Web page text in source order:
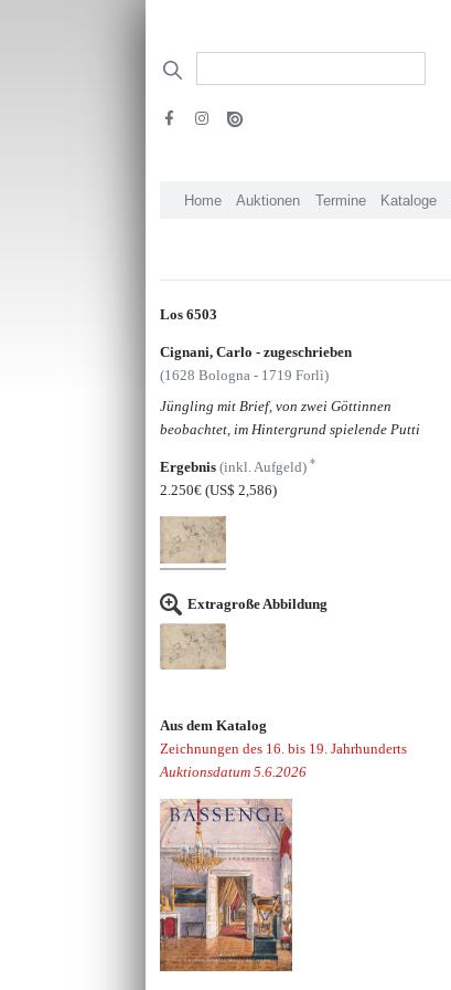
Home Auktionen Termine Kataloge
Los 6503
Cignani, Carlo - zugeschrieben
(1628 Bologna - 1719 Forlì)
Jüngling mit Brief, von zwei Göttinnen
beobachtet, im Hintergrund spielende Putti
Ergebnis(inkl. Aufgeld)*
2.250€(US$ 2,586)
Extragroße Abbildung
Aus dem Katalog
Zeichnungen des 16. bis 19. Jahrhunderts
Auktionsdatum 5.6.2026